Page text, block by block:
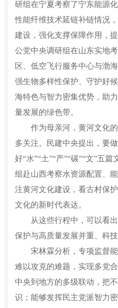
研组在宁夏考察了宁东能源
性能纤维技术延链补链情况
建设，强化支撑保障作用，
公党中央调研组在山东实地
区、低空飞行服务中心与渤
强生物多样性保护、守护好
海特色与智力密集优势，助
量发展的绿色带。
作为母亲河，黄河文化
多关注。民建中央提出，要做
好“水”“土”“产”“碳”“文”五
组赴山西考察水资源配置、
注黄河文化建设，看古村保
文化的新时代表达。
从这些行程中，可以看
保护与高质量发展并重、科
宋林霖分析，专项监督
难以攻克的难题，实现多党
中央到地方的多级联动，把
识；能够发挥民主党派智力